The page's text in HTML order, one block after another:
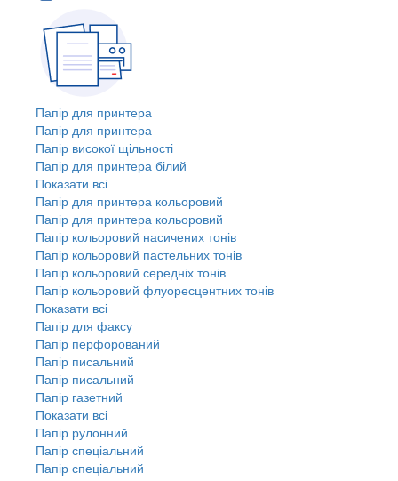
Папір для принтера
Папір для принтера
Папір високої щільності
Папір для принтера білий
Показати всі
Папір для принтера кольоровий
Папір для принтера кольоровий
Папір кольоровий насичених тонів
Папір кольоровий пастельних тонів
Папір кольоровий середніх тонів
Папір кольоровий флуоресцентних тонів
Показати всі
Папір для факсу
Папір перфорований
Папір писальний
Папір писальний
Папір газетний
Показати всі
Папір рулонний
Папір спеціальний
Папір спеціальний